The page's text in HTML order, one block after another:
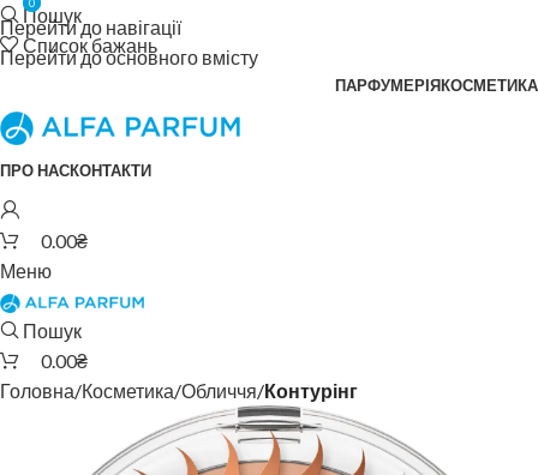
Перейти до навігації
Перейти до основного вмісту
Пошук
Список бажань
ПАРФУМЕРІЯКОСМЕТИКА
ПРО НАСКОНТАКТИ
0
0.00₴
Меню
Пошук
0
0.00₴
Головна Косметика Обличчя Контурінг